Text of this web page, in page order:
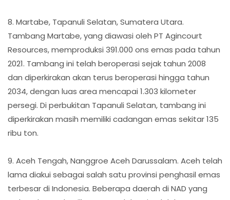
8. Martabe, Tapanuli Selatan, Sumatera Utara.
Tambang Martabe, yang diawasi oleh PT Agincourt
Resources, memproduksi 391.000 ons emas pada tahun
2021. Tambang ini telah beroperasi sejak tahun 2008
dan diperkirakan akan terus beroperasi hingga tahun
2034, dengan luas area mencapai 1.303 kilometer
persegi. Di perbukitan Tapanuli Selatan, tambang ini
diperkirakan masih memiliki cadangan emas sekitar 135
ribu ton.
9. Aceh Tengah, Nanggroe Aceh Darussalam. Aceh telah
lama diakui sebagai salah satu provinsi penghasil emas
terbesar di Indonesia. Beberapa daerah di NAD yang